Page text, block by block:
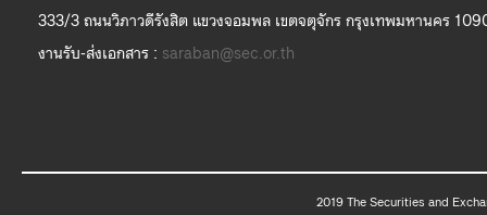
333/3 ถนนวิภาวดีรังสิต แขวงจอมพล เขตจตุจักร กรุงเทพมหานคร
งานรับ-ส่งเอกสาร : saraban@sec.or.th
2019